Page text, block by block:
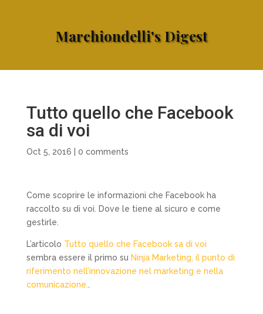
Marchiondelli's Digest
Tutto quello che Facebook
sa di voi
Oct 5, 2016 0 comments
Come scoprire le informazioni che Facebook ha
raccolto su di voi. Dove le tiene al sicuro e come
gestirle.
L’articolo Tutto quello che Facebook sa di voi
sembra essere il primo su Ninja Marketing, il punto di
riferimento nell’innovazione nel marketing e nella
comunicazione.